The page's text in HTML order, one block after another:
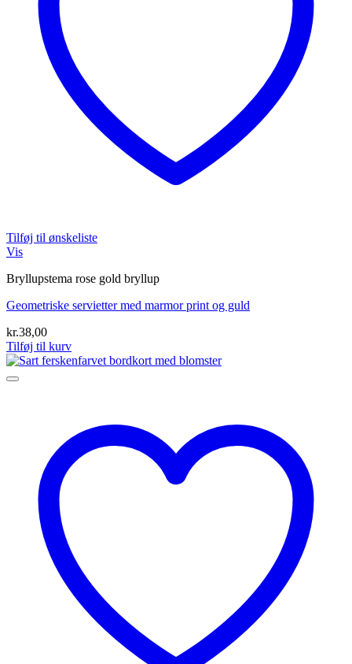
Tilføj til ønskeliste
Vis
Bryllupstema rose gold bryllup
Geometriske servietter med marmor print og guld
kr.38,00
Tilføj til kurv